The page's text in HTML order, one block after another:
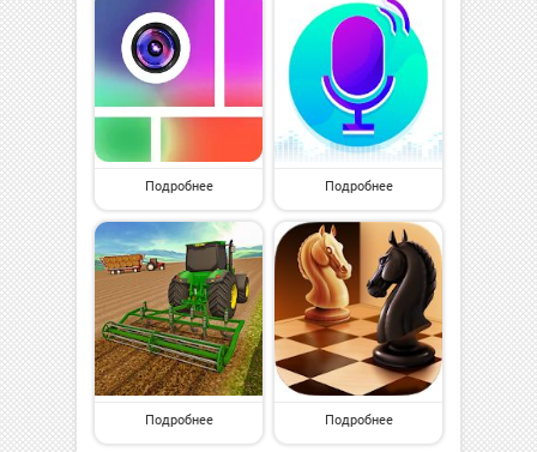
Подробнее Подробнее
Подробнее Подробнее